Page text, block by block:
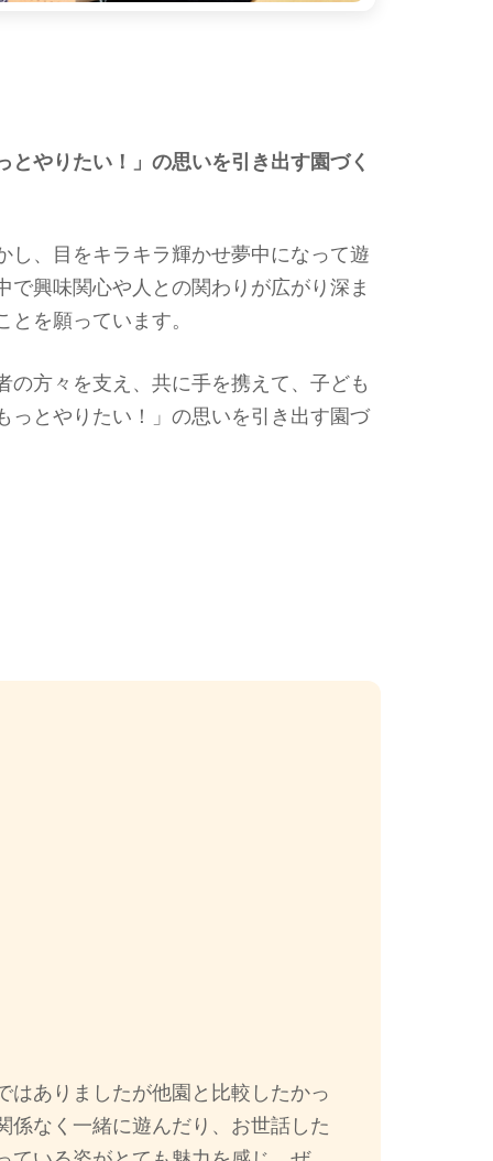
とやりたい！」の思いを引き出す園づく
し、目をキラキラ輝かせ夢中になって遊
で興味関心や人との関わりが広がり深ま
を願っています。
の方々を支え、共に手を携えて、子ども
っとやりたい！」の思いを引き出す園づ
ありましたが他園と比較したかっ
なく一緒に遊んだり、お世話した